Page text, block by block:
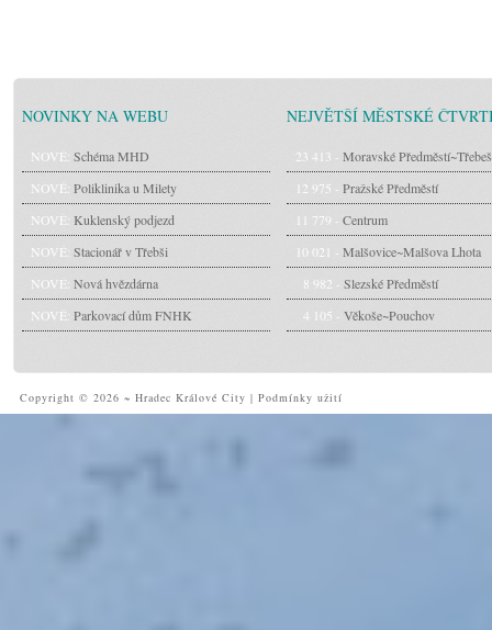
NOVINKY NA WEBU
NOVÉ: Schéma MHD
NOVÉ: Poliklinika u Milety
NOVÉ: Kuklenský podjezd
NOVÉ: Stacionář v Třebši
NOVÉ: Nová hvězdárna
NOVÉ: Parkovací dům FNHK
NEJVĚTŠÍ MĚSTSKÉ
23 413 - Moravské Předměstí~Třebeš
12 975 - Pražské Předměstí
11 779 - Centrum
10 021 - Malšovice~Malšova Lhota
8 982 - Slezské Předměstí
4 105 - Věkoše~Pouchov
Copyright © 2026 ~ Hradec Králové City | Podmínky užití